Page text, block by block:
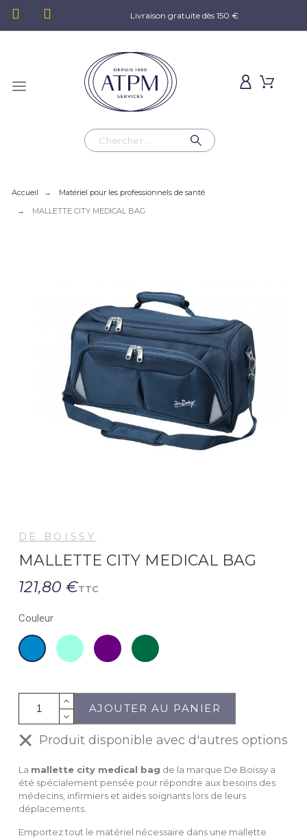
Livraison gratuite dès 150 €
Accueil
Matériel pour les professionnels de santé
MALLETTE CITY MEDICAL BAG
DE BOISSY
MALLETTE CITY MEDICAL BAG
121,80 €TTC
Couleur
Bleu
Vert
eau
Prune Vert
foncé
AJOUTER AU PANIER
Produit disponible avec d'autres options
La mallette city medical bag de la marque De Boissy a
été spécialement pensée pour répondre aux besoins des
médecins, infirmiers et aides soignants lors de leurs
déplacements.
Emportez tout le matériel nécessaire dans une mallette